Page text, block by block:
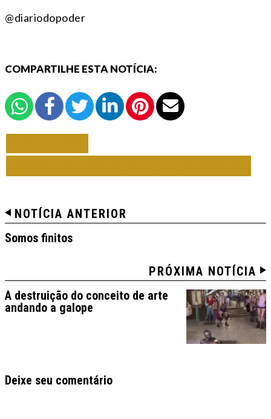
@diariodopoder
COMPARTILHE ESTA NOTÍCIA:
NOTÍCIA ANTERIOR
Somos finitos
PRÓXIMA NOTÍCIA
A destruição do conceito de arte
andando a galope
Deixe seu comentário